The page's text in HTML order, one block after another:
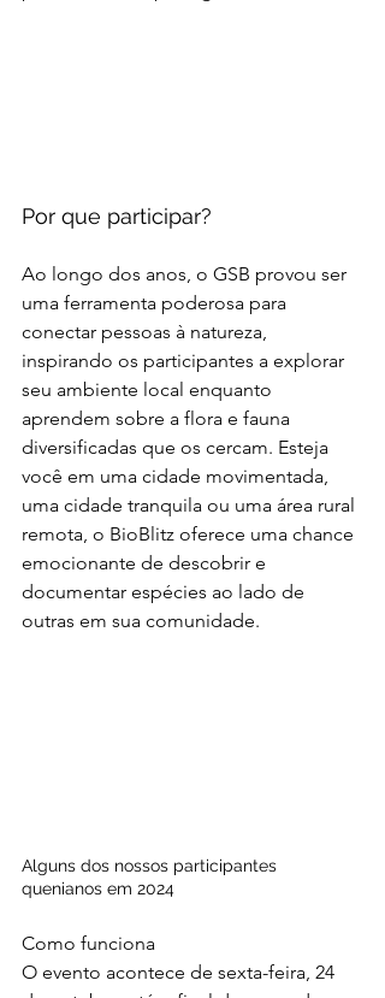
Por que participar?
Ao longo dos anos, o GSB provou ser
uma ferramenta poderosa para
conectar pessoas à natureza,
inspirando os participantes a explorar
seu ambiente local enquanto
aprendem sobre a flora e fauna
diversificadas que os cercam. Esteja
você em uma cidade movimentada,
uma cidade tranquila ou uma área rural
remota, o BioBlitz oferece uma chance
emocionante de descobrir e
documentar espécies ao lado de
outras em sua comunidade.
Alguns dos nossos participantes
quenianos em 2024
Como funciona
O evento acontece de sexta-feira, 24